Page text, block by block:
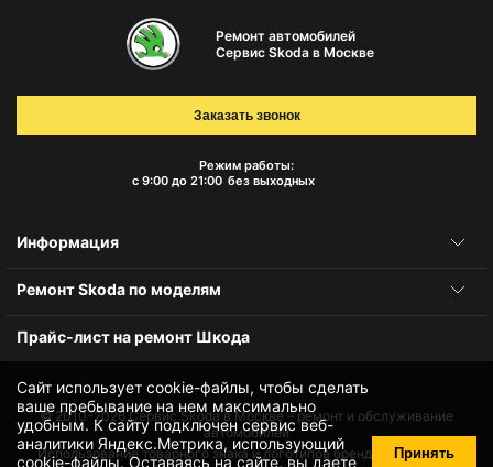
Сайт использует cookie-файлы, чтобы сделать
ваше пребывание на нем максимально
удобным. К cайту подключен сервис веб-
аналитики Яндекс.Метрика, использующий
cookie-файлы. Оставаясь на сайте, вы даете Принять
Ремонт автомобилей
Сервис Skoda в Москве
Режим работы:
с 9:00 до 21:00 без выходных
Заказать звонок
Информация
Ремонт Skoda по моделям
Прайс-лист на ремонт Шкода
© 2010-2026Сервис Skoda в Москве – ремонт и обслуживание
автомобилей
Использование товарного знака и логотипов бренда происходит